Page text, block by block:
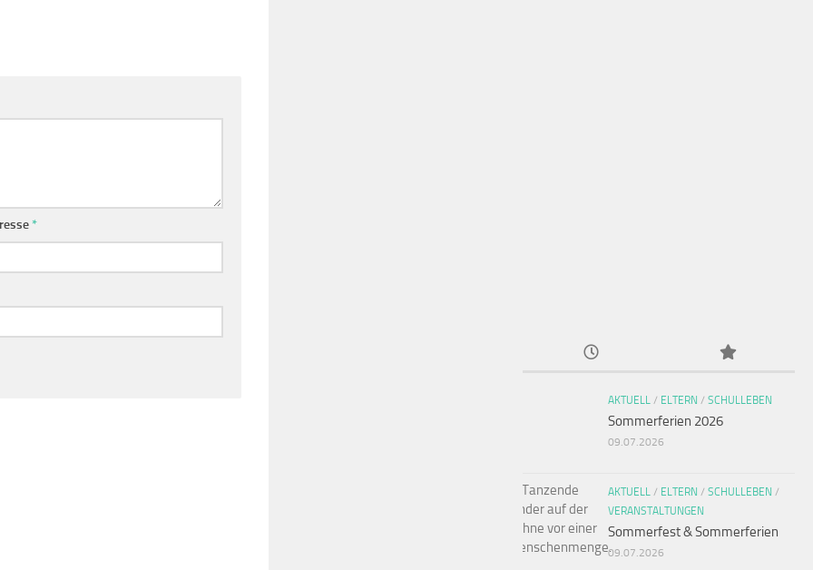
*
AKTUELL / ELTERN / SCHULLEBEN
Sommerferien 2026
09.07.2026
AKTUELL / ELTERN / SCHULLEBEN /
VERANSTALTUNGEN
Sommerfest & Sommerferien
09.07.2026